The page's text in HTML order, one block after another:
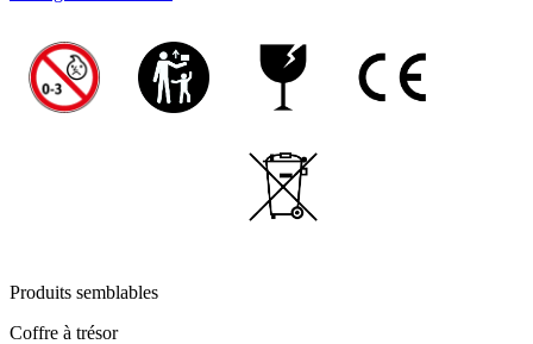
Produits semblables
Coffre à trésor